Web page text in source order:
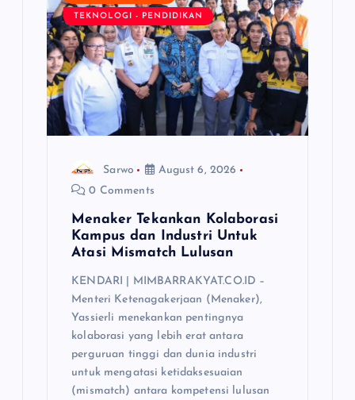
TEKNOLOGI - PENDIDIKAN
Sarwo
August 6, 2026
0 Comments
Menaker Tekankan Kolaborasi
Kampus dan Industri Untuk
Atasi Mismatch Lulusan
KENDARI | MIMBARRAKYAT.CO.ID –
Menteri Ketenagakerjaan (Menaker),
Yassierli menekankan pentingnya
kolaborasi yang lebih erat antara
perguruan tinggi dan dunia industri
untuk mengatasi ketidaksesuaian
(mismatch) antara kompetensi lulusan